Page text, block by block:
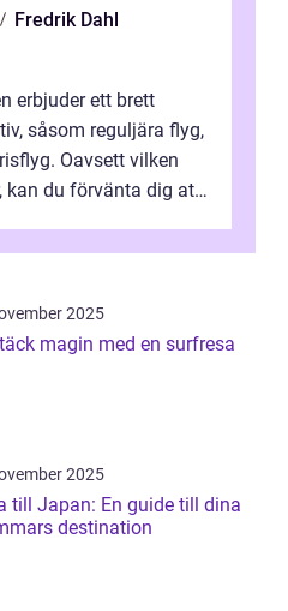
Fredrik Dahl
erbjuder ett brett
såsom reguljära flyg,
Oavsett vilken
kan du förvänta dig att
2025
magin med en surfresa
2025
till Japan: En guide till dina
destination